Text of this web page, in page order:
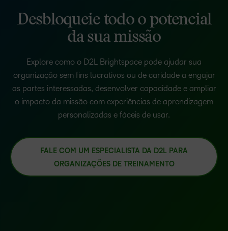
Desbloqueie todo o potencial
da sua missão
Explore como o D2L Brightspace pode ajudar sua
organização sem fins lucrativos ou de caridade a engajar
as partes interessadas, desenvolver capacidade e ampliar
o impacto da missão com experiências de aprendizagem
personalizadas e fáceis de usar.
FALE COM UM ESPECIALISTA DA D2L PARA
ORGANIZAÇÕES DE TREINAMENTO